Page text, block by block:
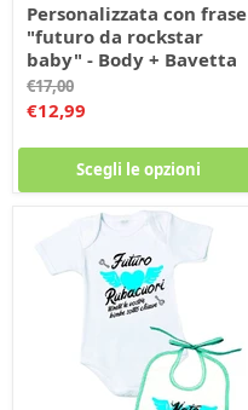
Personalizzata con frase
"futuro da rockstar
baby" - Body + Bavetta
Prezzo
originale
€17,00
Prezzo
€12,99
Scegli le opzioni